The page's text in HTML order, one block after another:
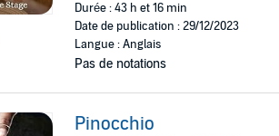
Durée : 43 h et 16 min
Date de publication : 29/12/2023
Langue : Anglais
Pas de notations
Pinocchio